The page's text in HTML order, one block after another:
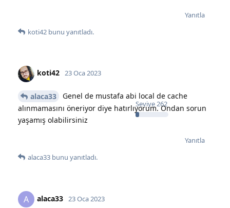
Yanıtla
koti42 bunu yanıtladı.
koti42
Seviye 262
23 Oca 2023
alaca33
Genel de mustafa abi local de cache
alınmamasını öneriyor diye hatırlıyorum. Ondan sorun
yaşamış olabilirsiniz
Yanıtla
alaca33 bunu yanıtladı.
A alaca33 23 Oca 2023